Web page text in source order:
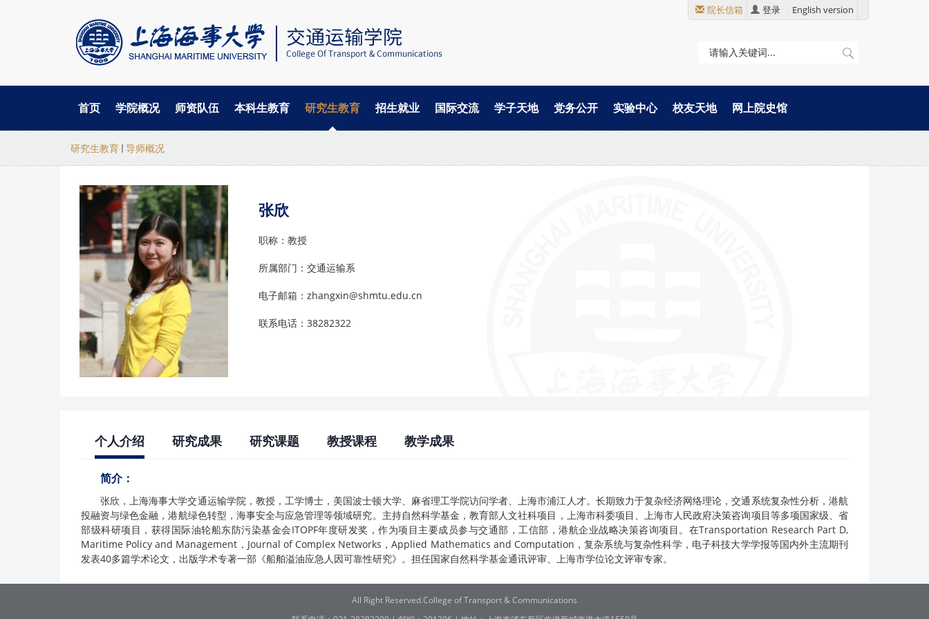
到
院长信箱 登录 English version
首页 学院概况 师资队伍 本科生教育 研究生教育 招生就业 国际交流 学子天地 党务公开 实验中心 校友天地 网上院史馆
当
前
位
研究生教育 导师概况
张欣
职称：教授
所属部门：交通运输系
电子邮箱：zhangxin@shmtu.edu.cn
联系电话：38282322
个人介绍 研究成果 研究课题 教授课程 教学成果
简介：
张欣，上海海事大学交通运输学院，教授，工学博士，美国波士顿大学、麻省理工学院访问学者、上海市浦江人才。长期致力于复杂经济网络理论，交通系统复杂性分析，港航
投融资与绿色金融，港航绿色转型，海事安全与应急管理等领域研究。主持自然科学基金，教育部人文社科项目，上海市科委项目、上海市人民政府决策咨询项目等多项国家级、省
部级科研项目，获得国际油轮船东防污染基金会ITOPF年度研发奖，作为项目主要成员参与交通部，工信部，港航企业战略决策咨询项目。在Transportation Research Part D,
Maritime Policy and Management，Journal of Complex Networks，Applied Mathematics and Computation，复杂系统与复杂性科学，电子科技大学学报等国内外主流期刊
发表40多篇学术论文，出版学术专著一部《船舶溢油应急人因可靠性研究》。担任国家自然科学基金通讯评审、上海市学位论文评审专家。
All Right Reserved.College of Transport & Communications